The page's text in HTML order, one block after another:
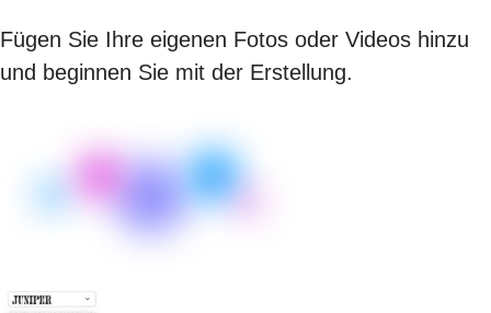
Fügen Sie Ihre eigenen Fotos oder Videos hinzu
und beginnen Sie mit der Erstellung.